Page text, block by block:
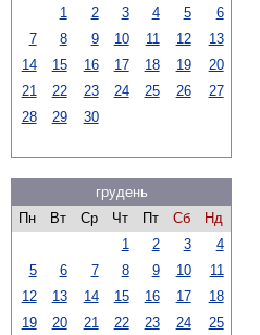
1
2 3 4 5
6
7
8 9 10 11 12
13
14
15 16 17 18 19
20
21
22 23 24 25 26
27
28
29 30
грудень
Пн
Вт Ср Чт Пт Сб
Нд
1
2 3
4
5
6 7 8 9 10
11
12
13 14 15 16 17
18
19
20 21 22 23 24
25